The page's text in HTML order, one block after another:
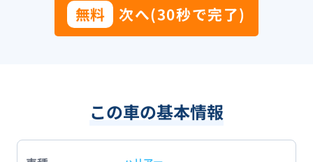
無料 次へ(30秒で完了)
この車の基本情報